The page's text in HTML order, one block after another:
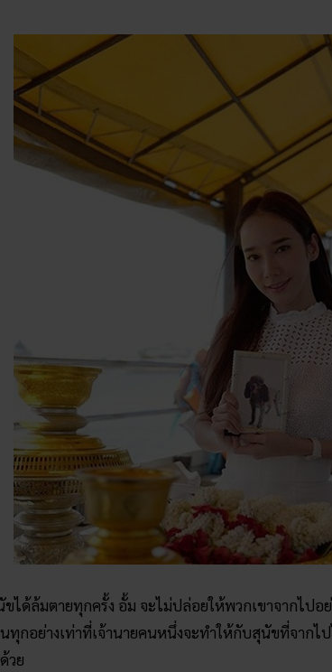
ขได้ล้มตายทุกครั้ง อั้ม จะไม่ปล่อยให้พวกเขาจากไปอ
ทุกอย่างเท่าที่เจ้านายคนหนึ่งจะทำให้กับสุนัขที่จากไ
วย